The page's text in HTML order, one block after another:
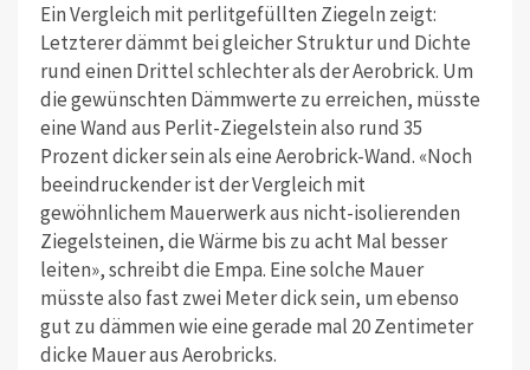
Ein Vergleich mit perlitgefüllten Ziegeln zeigt:
Letzterer dämmt bei gleicher Struktur und Dichte
rund einen Drittel schlechter als der Aerobrick. Um
die gewünschten Dämmwerte zu erreichen, müsste
eine Wand aus Perlit-Ziegelstein also rund 35
Prozent dicker sein als eine Aerobrick-Wand. «Noch
beeindruckender ist der Vergleich mit
gewöhnlichem Mauerwerk aus nicht-isolierenden
Ziegelsteinen, die Wärme bis zu acht Mal besser
leiten», schreibt die Empa. Eine solche Mauer
müsste also fast zwei Meter dick sein, um ebenso
gut zu dämmen wie eine gerade mal 20 Zentimeter
dicke Mauer aus Aerobricks.